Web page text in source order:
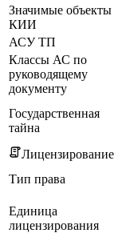
Значимые объекты
КИИ
АСУ ТП
Классы АС по
руководящему
документу
Государственная
тайна
Лицензирование
Тип права
Единица
лицензирования